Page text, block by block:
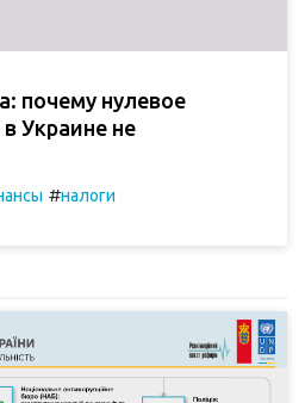
почему нулевое
Украине не
#налоги